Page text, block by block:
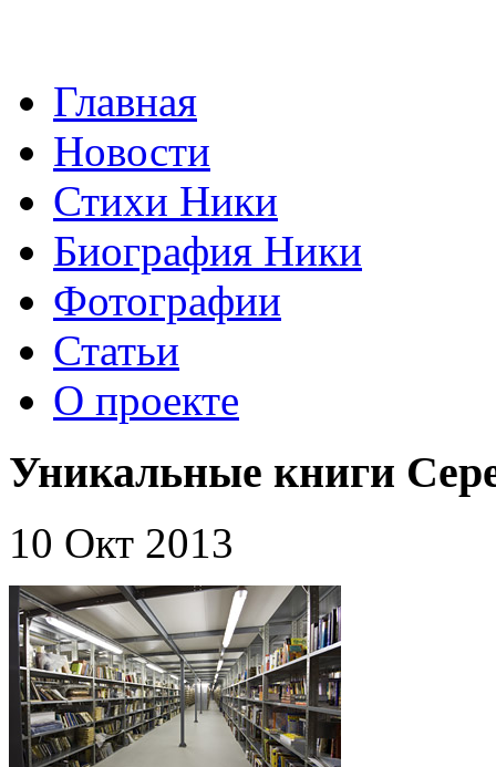
Главная
Новости
Стихи Ники
Биография Ники
Фотографии
Статьи
О проекте
Уникальные книги
10 Окт 2013